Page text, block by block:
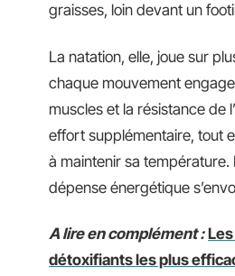
graisses, loin devant un
La natation, elle, joue sur
chaque mouvement
muscles et la résistance de
effort supplémentaire, tout
à maintenir sa température.
dépense énergétique
A lire en complément :
détoxifiants les plus